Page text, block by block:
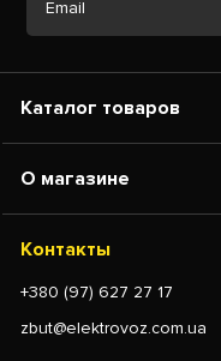
Каталог товаров
О магазине
Контакты
+380 (97) 627 27 17
zbut@elektrovoz.com.ua